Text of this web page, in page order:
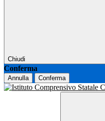
Chiudi
Conferma
Annulla Conferma